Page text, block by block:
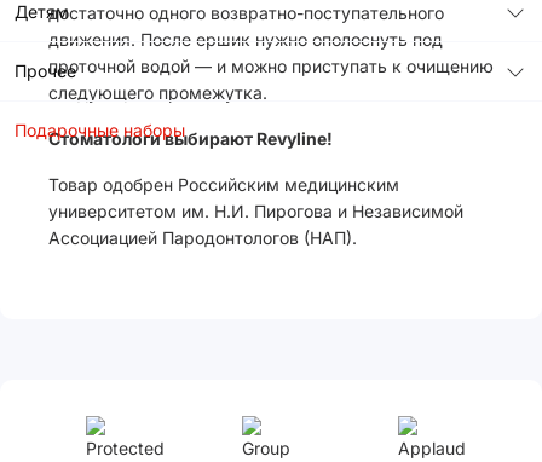
Детям
Прочее
Подарочные наборы
достаточно одного возвратно-поступательного
движения. После ершик нужно ополоснуть под
проточной водой — и можно приступать к очищению
следующего промежутка.
Стоматологи выбирают Revyline!
Товар одобрен Российским медицинским
университетом им. Н.И. Пирогова и Независимой
Ассоциацией Пародонтологов (НАП).